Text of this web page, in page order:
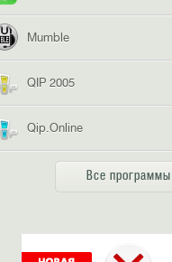
Mumble
QIP 2005
Qip.Online
Все программы